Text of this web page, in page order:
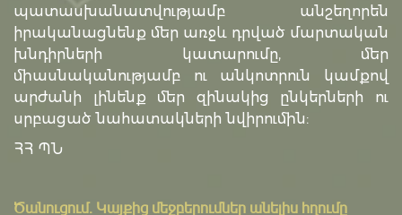
պատասխանատվությամբ անշեղորեն
իրականացնենք մեր առջև դրված մարտական
խնդիրների կատարումը, մեր
միասնականությամբ ու անկոտրուն կամքով
արժանի լինենք մեր զինակից ընկերների ու
սրբացած նահատակների նվիրումին:
ՀՀ ՊՆ
Ծանուցում․ Կայքից մեջբերումներ անելիս հղումը